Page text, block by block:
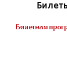
Билетная